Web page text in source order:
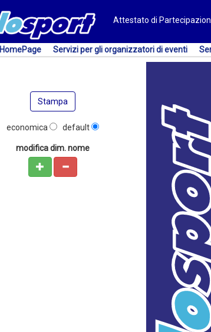
Attestato di
HomePage Servizi per gli organizzatori di eventi
Stampa
economica default
modifica dim. nome